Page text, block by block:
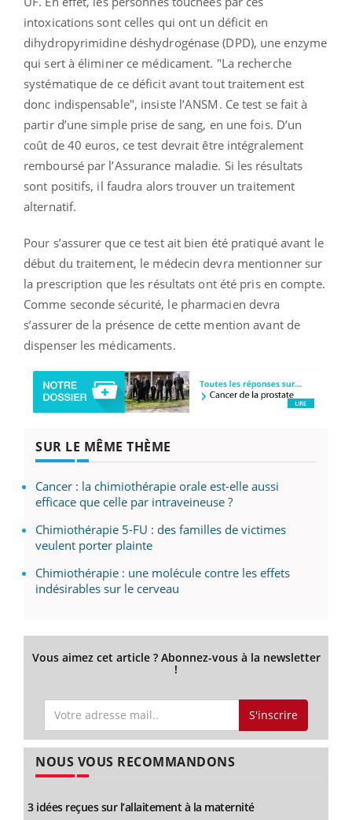
intoxications sont celles qui ont un déficit en
dihydropyrimidine déshydrogénase (DPD), une enzyme
qui sert à éliminer ce médicament. "La recherche
systématique de ce déficit avant tout traitement est
donc indispensable", insiste l’ANSM. Ce test se fait à
partir d’une simple prise de sang, en une fois. D’un
coût de 40 euros, ce test devrait être intégralement
remboursé par l’Assurance maladie. Si les résultats
sont positifs, il faudra alors trouver un traitement
alternatif.
Pour s’assurer que ce test ait bien été pratiqué avant le
début du traitement, le médecin devra mentionner sur
la prescription que les résultats ont été pris en compte.
Comme seconde sécurité, le pharmacien devra
s’assurer de la présence de cette mention avant de
dispenser les médicaments.
SUR LE MÊME THÈME
Cancer : la chimiothérapie orale est-elle aussi
efficace que celle par intraveineuse ?
Chimiothérapie 5-FU : des familles de victimes
veulent porter plainte
Chimiothérapie : une molécule contre les effets
indésirables sur le cerveau
Vous aimez cet article ? Abonnez-vous à la newsletter
!
S'inscrire
NOUS VOUS RECOMMANDONS
3 idées reçues sur l’allaitement à la maternité